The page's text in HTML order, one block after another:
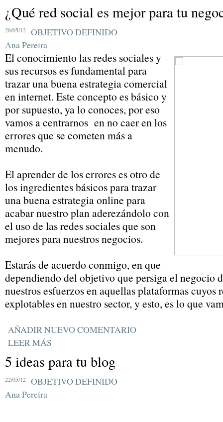
¿Qué red social es mejor para tu
28/05/12
OBJETIVO DEFINIDO
Ana Pereira
El conocimiento las redes sociales y
sus recursos es fundamental para
trazar una buena estrategia comercial
en internet. Este concepto es básico y
por supuesto, ya lo conoces, por eso
vamos a centrarnos en no caer en los
errores que se cometen más a
menudo.
El aprender de los errores es otro de
los ingredientes básicos para trazar
una buena estrategia online para
acabar nuestro plan aderezándolo con
el uso de las redes sociales que son
mejores para nuestros negocios.
Estarás de acuerdo conmigo, en que
dependiendo del objetivo que persiga el negocio
nuestros esfuerzos en aquellas plataformas cuyos
explotables en nuestro sector, y esto, es lo que
AÑADIR NUEVO COMENTARIO
LEER MÁS
5 ideas para tu blog
22/05/12
OBJETIVO DEFINIDO
Ana Pereira